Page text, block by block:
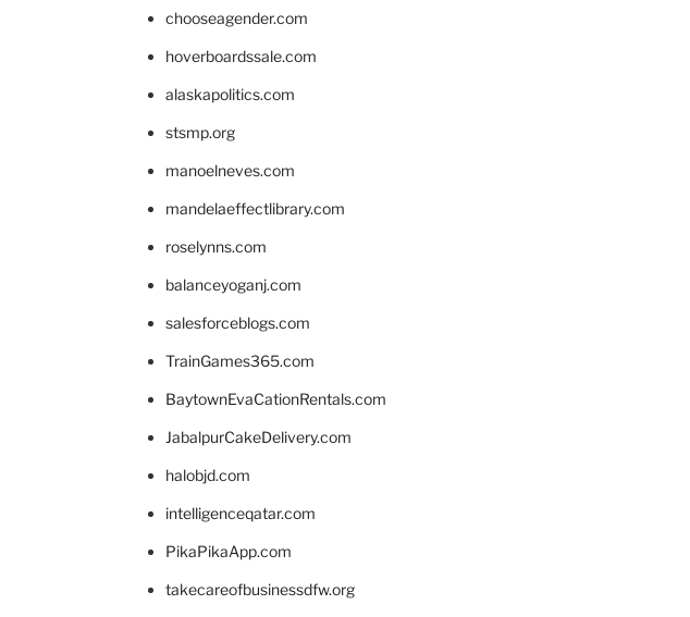
chooseagender.com
hoverboardssale.com
alaskapolitics.com
stsmp.org
manoelneves.com
mandelaeffectlibrary.com
roselynns.com
balanceyoganj.com
salesforceblogs.com
TrainGames365.com
BaytownEvaCationRentals.com
JabalpurCakeDelivery.com
halobjd.com
intelligenceqatar.com
PikaPikaApp.com
takecareofbusinessdfw.org